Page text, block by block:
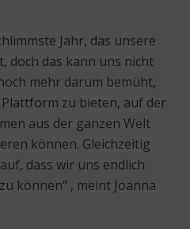
Jahr, das unsere
doch das kann uns nicht
mehr darum bemüht,
zu bieten, auf der
aus der ganzen Welt
können. Gleichzeitig
dass wir uns endlich
können“ , meint Joanna